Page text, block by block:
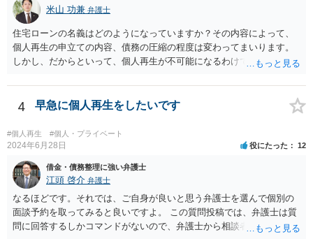
す。 ・ご家族名義の財産を処分する必要はありません。 ・個人再生・
破産ともに，返済が困難な状況に陥っている以上，事業継続は難しい
場合が多いです。もっとも，手続き終了後，新たに事業を行うことは
できます。 ・個人再生・破産ともに，裁判所で手続きを進める際に官
報に掲載されます。そのため，第三者に知られる可能性はゼロではあ
はないかと心配される方がおられますが，そのようなことはありませ
５年間は返済を継続する必要がある。 ・所有している財産の価値が大
きい場合，借金が減らない場合がある。 ＜自己破産のデメリット＞ ・
借金の理由が問われ，場合によっては破産が認められない。 ・所有し
ている財産（２０万円以上の価値があるもの）は，原則として保持で
きない。 【③の回答】 ３０万円～６０万円程度かと思います。 弁護
士費用は分割で支払うことができる場合も多いので，弁護士と相談し
て支払いのスケジュールを決めます。 なお，ご依頼後は借金を返済す
る必要はなくなるため，借金の返済に充てていた分を弁護士費用に充
米山 功兼 弁護士
住宅ローンの名義はどのようになっていますか？その内容によって、
個人再生の申立ての内容、債務の圧縮の程度は変わってまいります。
しかし、だからといって、個人再生が不可能になるわけではありませ
ます。 一度ご相談いただければと思います。
4 早急に個人再生をしたいです
#個人再生 #個人・プライベート
2024年6月28日 役にたった 12
借金・債務整理に強い弁護士
江頭 啓介 弁護士
なるほどです。それでは、ご自身が良いと思う弁護士を選んで個別の
面談予約を取ってみると良いですよ。 この質問投稿では、弁護士は質
問に回答するしかコマンドがないので、弁護士から相談者様に直接連